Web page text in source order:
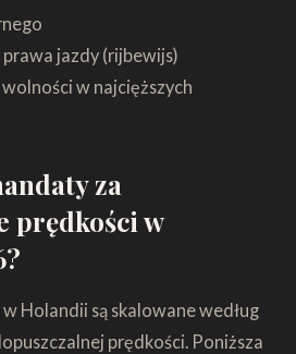
jazdy (rijbewijs)
w najcięższych
za
prędkości w
Holandii są skalowane według
prędkości. Poniższa